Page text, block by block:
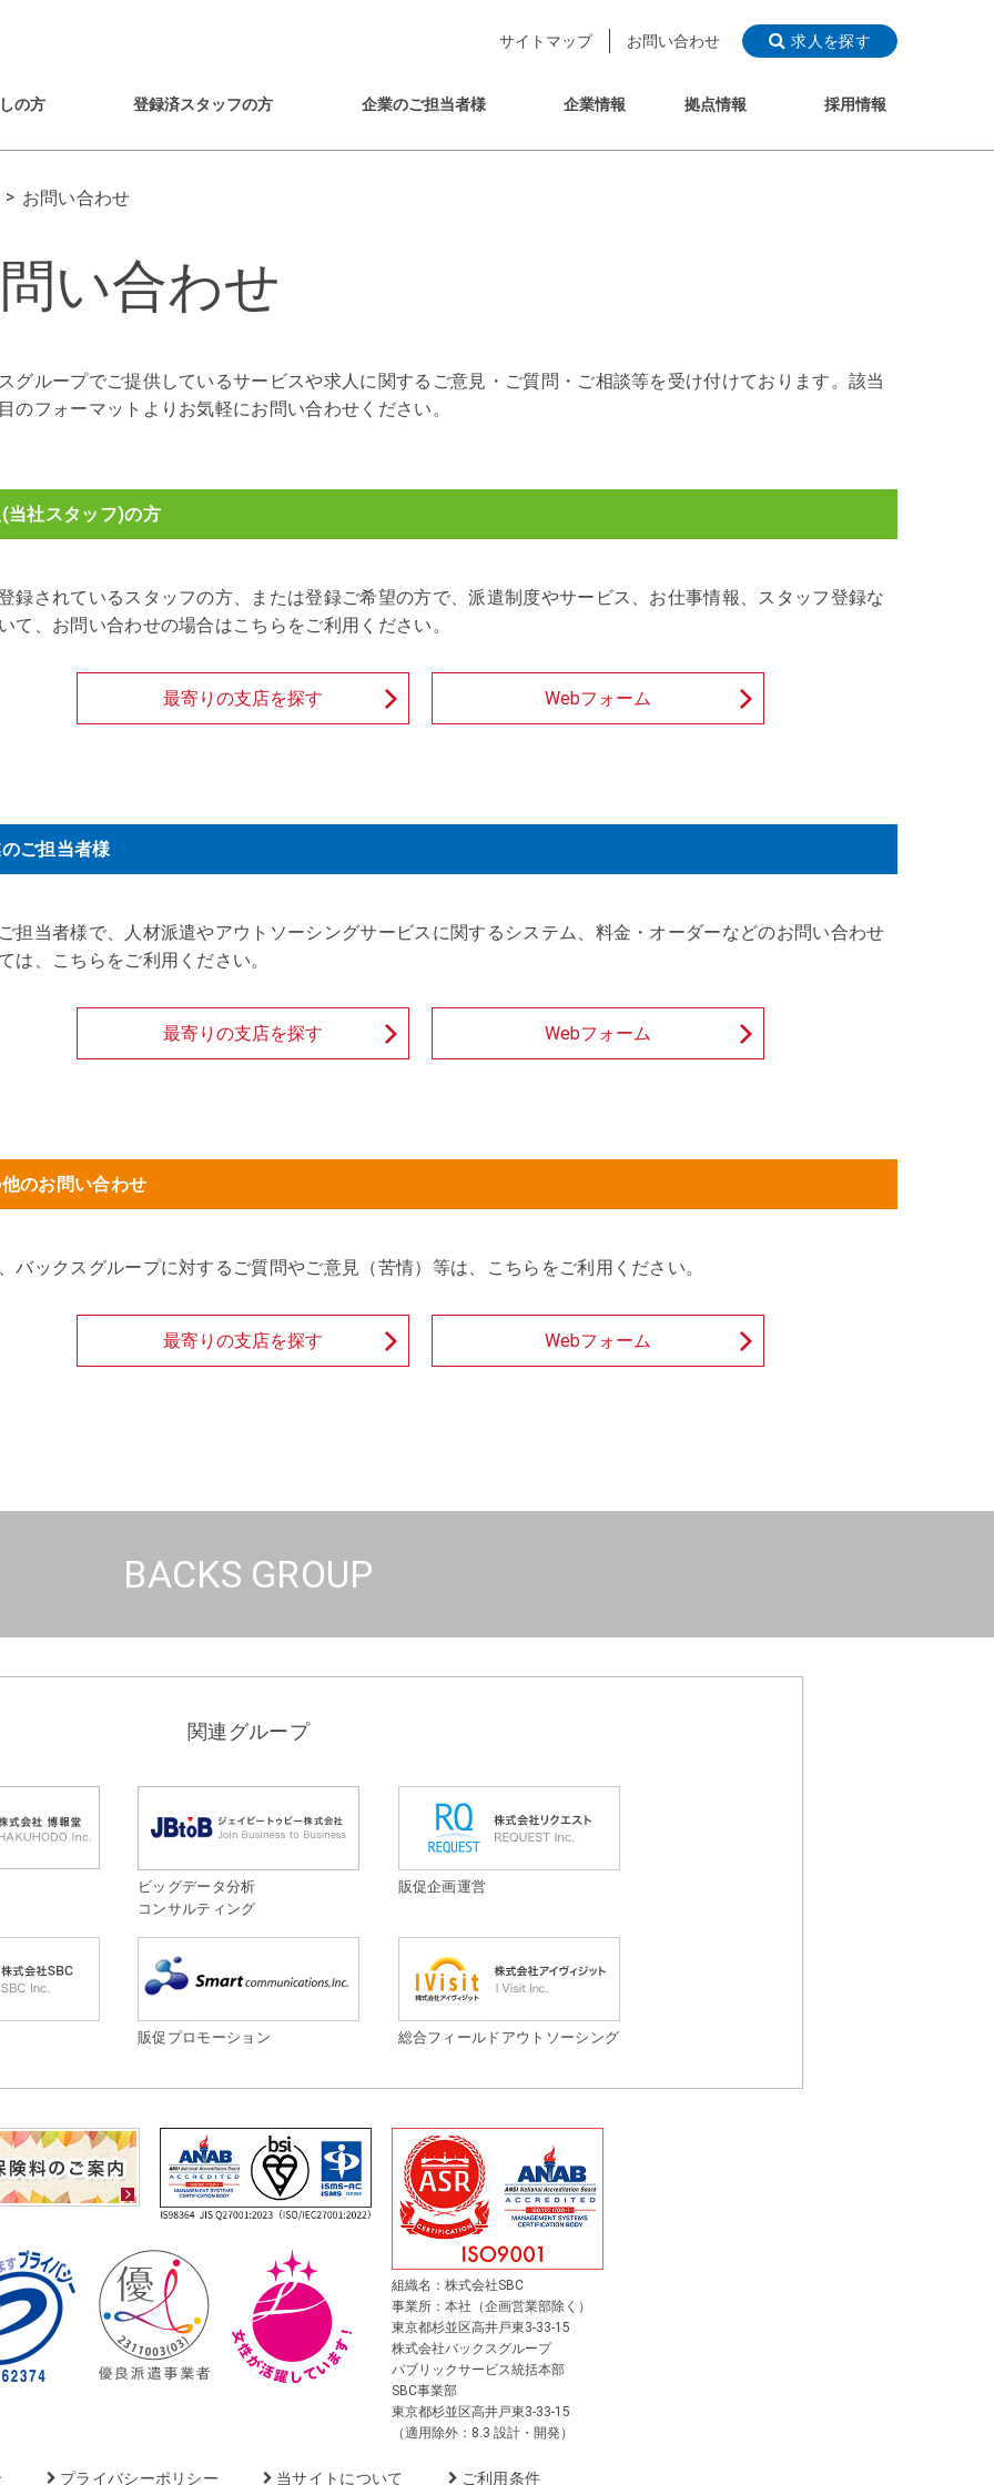
サイトマップ お問い合わせ 求人を探す
の方 登録済スタッフの方 企業のご担当者様 企業情報 拠点情報 採用情報
お問い合わせ
い合わせ
グループでご提供しているサービスや求人に関するご意見・ご質問・ご相談等を受け付けております。該当
のフォーマットよりお気軽にお問い合わせください。
当社スタッフ)の方
録されているスタッフの方、または登録ご希望の方で、派遣制度やサービス、お仕事情報、スタッフ登録な
て、お問い合わせの場合はこちらをご利用ください。
最寄りの支店を探す Webフォーム
ご担当者様
担当者様で、人材派遣やアウトソーシングサービスに関するシステム、料金・オーダーなどのお問い合わせ
は、こちらをご利用ください。
最寄りの支店を探す Webフォーム
のお問い合わせ
バックスグループに対するご質問やご意見（苦情）等は、こちらをご利用ください。
最寄りの支店を探す Webフォーム
BACKS GROUP
関連グループ
ビッグデータ分析
コンサルティング
販促企画運営
販促プロモーション 総合フィールドアウトソーシング
組織名：株式会社SBC
事業所：本社（企画営業部除く）
東京都杉並区高井戸東3-33-15
株式会社バックスグループ
パブリックサービス統括本部
SBC事業部
東京都杉並区高井戸東3-33-15
（適用除外：8.3 設計・開発）
プライバシーポリシー 当サイトについて ご利用条件